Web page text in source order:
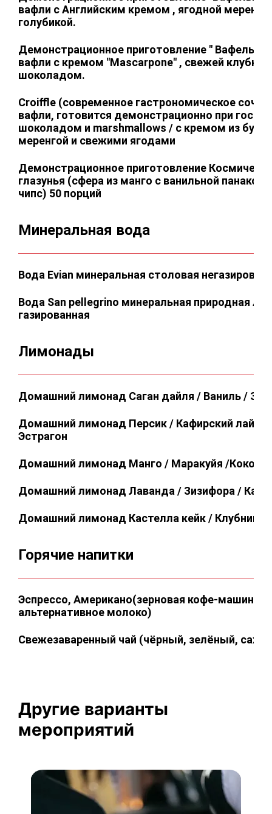
вафли с Английским кремом , ягодной
голубикой.
Демонстрационное приготовление "
вафли с кремом "Mascarpone" , свежей
шоколадом.
Сroiffle (современное гастрономическое
вафли, готовится демонстрационно при
шоколадом и marshmallows / с кремом из
меренгой и свежими ягодами
Демонстрационное приготовление
глазунья (сфера из манго с ванильной
чипс) 50 порций
Минеральная вода
Вода Evian минеральная столовая
Вода San pellegrino минеральная природная
газированная
Лимонады
Домашний лимонад Саган дайля / Ваниль /
Домашний лимонад Персик / Кафирский лайм
Эстрагон
Домашний лимонад Манго / Маракуйя /Кокос
Домашний лимонад Лаванда / Зизифора /
Домашний лимонад Кастелла кейк / Клубника
Горячие напитки
Эспрессо, Американо(зерновая кофе-машина,
альтернативное молоко)
Свежезаваренный чай (чёрный, зелёный,
Другие варианты
мероприятий